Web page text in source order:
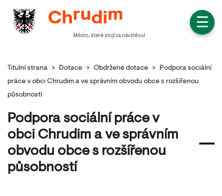
☰
Město, které stojí za návštěvu!
Titulní strana > Dotace > Obdržené dotace >
Podpora sociální
práce v obci Chrudim a ve správním obvodu obce s rozšířenou
působností
Podpora sociální práce v
obci Chrudim a ve správním
obvodu obce s rozšířenou
působností